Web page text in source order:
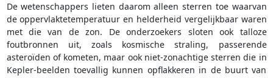
De wetenschappers lieten daarom alleen sterren toe waarvan
de oppervlaktetemperatuur en helderheid vergelijkbaar waren
met die van de zon. De onderzoekers sloten ook talloze
foutbronnen uit, zoals kosmische straling, passerende
asteroïden of kometen, maar ook niet-zonachtige sterren die in
Kepler-beelden toevallig kunnen opflakkeren in de buurt van